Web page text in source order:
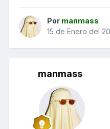
Por manmass
15 de Enero del
manmass